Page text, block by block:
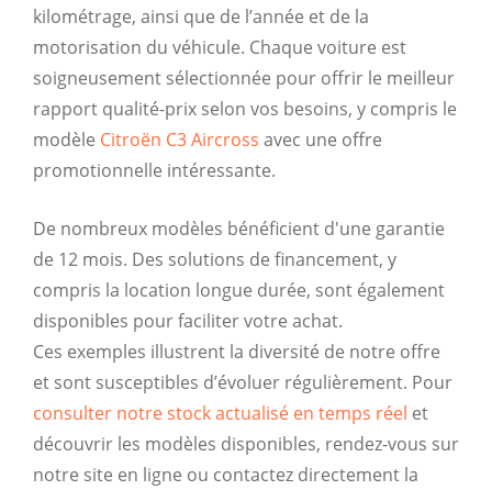
kilométrage, ainsi que de l’année et de la
motorisation du véhicule. Chaque voiture est
soigneusement sélectionnée pour offrir le meilleur
rapport qualité-prix selon vos besoins, y compris le
modèle Citroën C3 Aircross avec une offre
promotionnelle intéressante.
De nombreux modèles bénéficient d'une garantie
de 12 mois. Des solutions de financement, y
compris la location longue durée, sont également
disponibles pour faciliter votre achat.
Ces exemples illustrent la diversité de notre offre
et sont susceptibles d’évoluer régulièrement. Pour
consulter notre stock actualisé en temps réel et
découvrir les modèles disponibles, rendez-vous sur
notre site en ligne ou contactez directement la